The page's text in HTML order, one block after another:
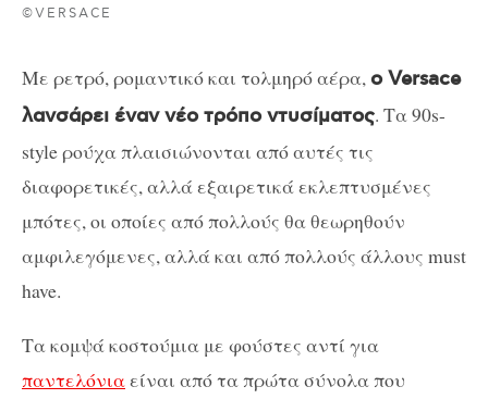
©VERSACE
Με ρετρό, ρομαντικό και τολμηρό αέρα,ο Versace
λανσάρει έναν νέο τρόπο ντυσίματος. Τα 90s-
style ρούχα πλαισιώνονται από αυτές τις
διαφορετικές, αλλά εξαιρετικά εκλεπτυσμένες
μπότες, οι οποίες από πολλούς θα θεωρηθούν
αμφιλεγόμενες, αλλά και από πολλούς άλλους must
have.
Tα κομψά κοστούμια με φούστες αντί για
παντελόνιαείναι από τα πρώτα σύνολα που